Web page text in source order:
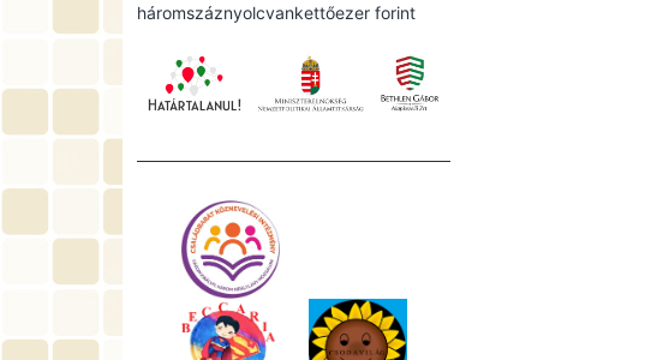
háromszáznyolcvankettőezer forint